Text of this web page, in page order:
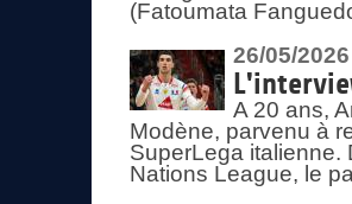
(Fatoumata
26/05/2026
A 20 ans,
Modène, parvenu à
SuperLega italienne.
Nations League, le